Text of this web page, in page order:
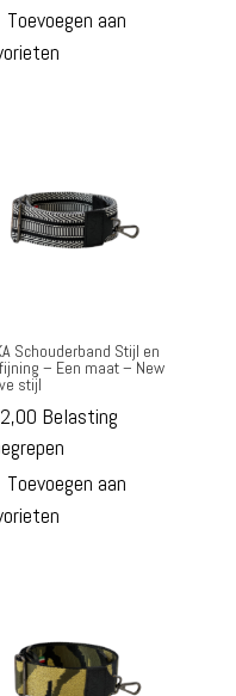
Toevoegen aan
Schouderband Stijl en
– Een maat – New
stijl
Belasting
Toevoegen aan